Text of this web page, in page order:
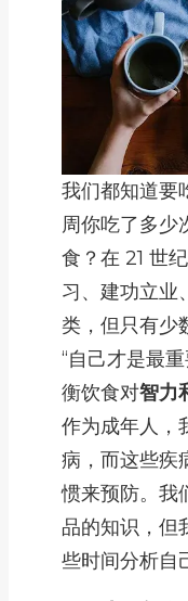
我们都知道要
周你吃了多少
食？在 21 世
习、建功立业
类，但只有少
“自己才是最
衡饮食对智力
作为成年人，
病，而这些疾
惯来预防。我
品的知识，但
些时间分析自